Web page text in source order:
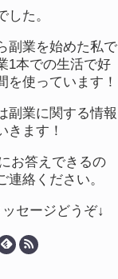
した。
副業を始めた私で
1本での生活で好
を使っています！
副業に関する情報
きます！
お答えできるの
連絡ください。
セージどうぞ↓